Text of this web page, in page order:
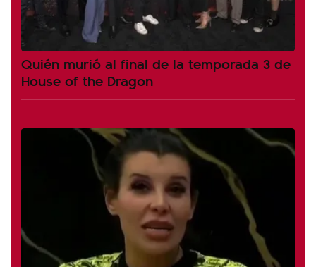
Quién murió al final de la temporada 3 de
House of the Dragon